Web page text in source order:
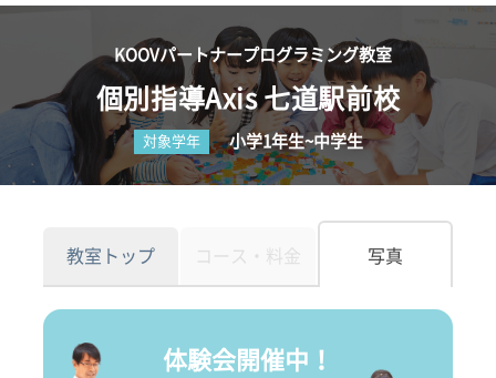
KOOVパートナープログラミング教室
個別指導Axis 七道駅前校
対象学年 小学1年生~中学生
教室トップ コース・料金 写真
体験会開催中！